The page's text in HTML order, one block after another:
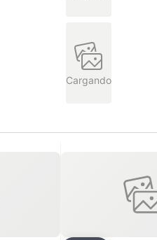
Cargando